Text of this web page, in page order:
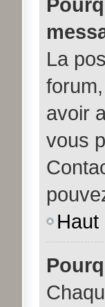
La
avoir
vous
Haut